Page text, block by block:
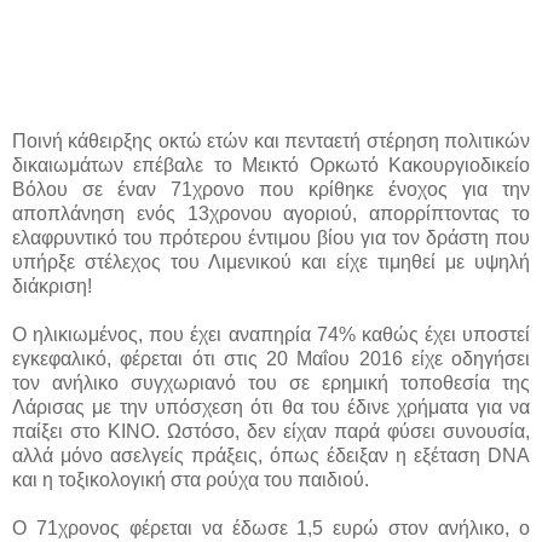
Ποινή κάθειρξης οκτώ ετών και πενταετή στέρηση πολιτικών
δικαιωμάτων επέβαλε το Μεικτό Ορκωτό Κακουργιοδικείο
Βόλου σε έναν 71χρονο που κρίθηκε ένοχος για την
αποπλάνηση ενός 13χρονου αγοριού, απορρίπτοντας το
ελαφρυντικό του πρότερου έντιμου βίου για τον δράστη που
υπήρξε στέλεχος του Λιμενικού και είχε τιμηθεί με υψηλή
διάκριση!
Ο ηλικιωμένος, που έχει αναπηρία 74% καθώς έχει υποστεί
εγκεφαλικό, φέρεται ότι στις 20 Μαΐου 2016 είχε οδηγήσει
τον ανήλικο συγχωριανό του σε ερημική τοποθεσία της
Λάρισας με την υπόσχεση ότι θα του έδινε χρήματα για να
παίξει στο ΚΙΝΟ. Ωστόσο, δεν είχαν παρά φύσει συνουσία,
αλλά μόνο ασελγείς πράξεις, όπως έδειξαν η εξέταση DNA
και η τοξικολογική στα ρούχα του παιδιού.
Ο 71χρονος φέρεται να έδωσε 1,5 ευρώ στον ανήλικο, ο